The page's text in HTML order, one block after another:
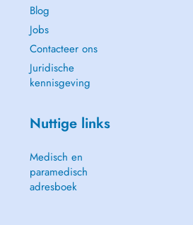
Blog
Jobs
Contacteer ons
Juridische
kennisgeving
Nuttige links
Medisch en
paramedisch
adresboek